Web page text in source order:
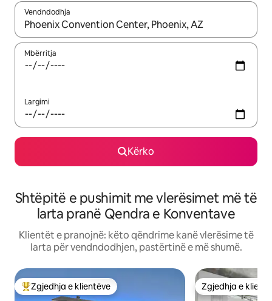
Vendndodhja
Kur rezultatet të jenë të disponueshme, lëviz me butonat e
Mbërritja
Largimi
Kërko
Shtëpitë e pushimit me vlerësimet më të
larta pranë Qendra e Konventave
Klientët e pranojnë: këto qëndrime kanë vlerësime të
larta për vendndodhjen, pastërtinë e më shumë.
Më të mirat e zgjedhjeve të klientëve
Zgjedhja e klientëve Zgjedhja e
Zgjedhja e